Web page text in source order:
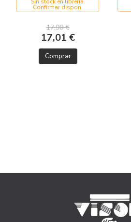
Confirmar dispon.
17,90 €
17,01 €
Comprar